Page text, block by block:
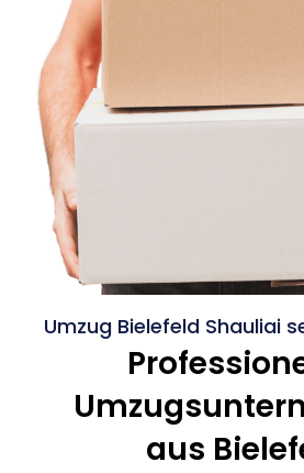
Umzug Bielefeld Shauliai
aus